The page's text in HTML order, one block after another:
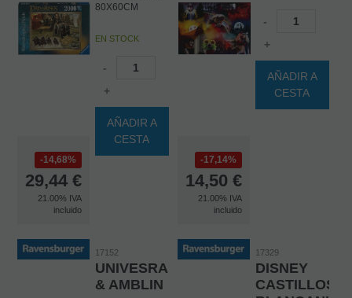
14,68%
29,44 €
21.00% IVA
incluido
80X60CM
EN STOCK
-
+
AÑADIR A
CESTA
17,14%
14,50 €
21.00% IVA
incluido
-
+
AÑADIR A
CESTA
17152
UNIVESRAL
& AMBLIN
17329
DISNEY
CASTILLOS: